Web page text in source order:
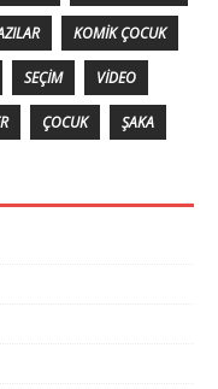
KOMIK ÇOCUK
SEÇIM VIDEO
ÇOCUK ŞAKA